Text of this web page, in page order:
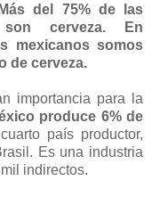
del 75% de las
cerveza. En
mexicanos somos
de cerveza.
importancia para la
produce 6% de
país productor,
Es una industria
indirectos.